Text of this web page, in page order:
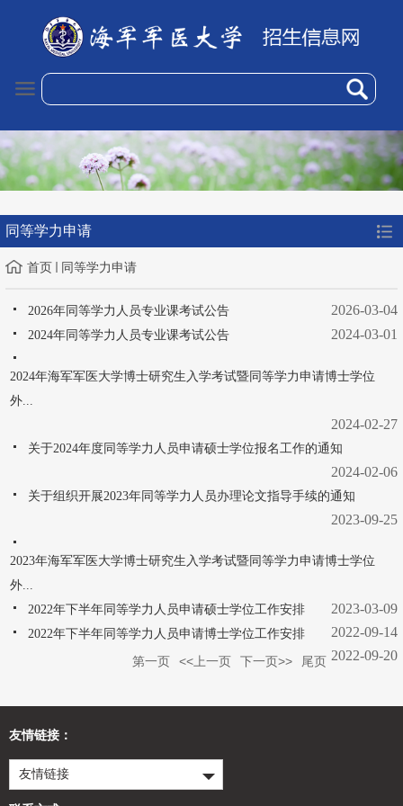
同等学力申请
首页 同等学力申请
2026年同等学力人员专业课考试公告 2026-03-04
2024年同等学力人员专业课考试公告 2024-03-01
2024年海军军医大学博士研究生入学考试暨同等学力申请博士学位
外...
2024-02-27
关于2024年度同等学力人员申请硕士学位报名工作的通知
2024-02-06
关于组织开展2023年同等学力人员办理论文指导手续的通知
2023-09-25
2023年海军军医大学博士研究生入学考试暨同等学力申请博士学位
外...
2023-03-09
2022年下半年同等学力人员申请硕士学位工作安排
2022-09-14
2022年下半年同等学力人员申请博士学位工作安排
2022-09-20
第一页 <<上一页 下一页>> 尾页
友情链接：
友情链接